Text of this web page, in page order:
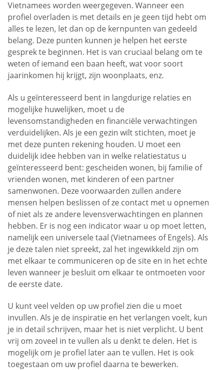
Vietnamees worden weergegeven. Wanneer een
profiel overladen is met details en je geen tijd hebt om
alles te lezen, let dan op de kernpunten van gedeeld
belang. Deze punten kunnen je helpen het eerste
gesprek te beginnen. Het is van cruciaal belang om te
weten of iemand een baan heeft, wat voor soort
jaarinkomen hij krijgt, zijn woonplaats, enz.
Als u geïnteresseerd bent in langdurige relaties en
mogelijke huwelijken, moet u de
levensomstandigheden en financiële verwachtingen
verduidelijken. Als je een gezin wilt stichten, moet je
met deze punten rekening houden. U moet een
duidelijk idee hebben van in welke relatiestatus u
geïnteresseerd bent: gescheiden wonen, bij familie of
vrienden wonen, met kinderen of een partner
samenwonen. Deze voorwaarden zullen andere
mensen helpen beslissen of ze contact met u opnemen
of niet als ze andere levensverwachtingen en plannen
hebben. Er is nog een indicator waar u op moet letten,
namelijk een universele taal (Vietnamees of Engels). Als
je deze talen niet spreekt, zal het ingewikkeld zijn om
met elkaar te communiceren op de site en in het echte
leven wanneer je besluit om elkaar te ontmoeten voor
de eerste date.
U kunt veel velden op uw profiel zien die u moet
invullen. Als je de inspiratie en het verlangen voelt, kun
je in detail schrijven, maar het is niet verplicht. U bent
vrij om zoveel in te vullen als u denkt te delen. Het is
mogelijk om je profiel later aan te vullen. Het is ook
toegestaan om uw profiel daarna te bewerken.